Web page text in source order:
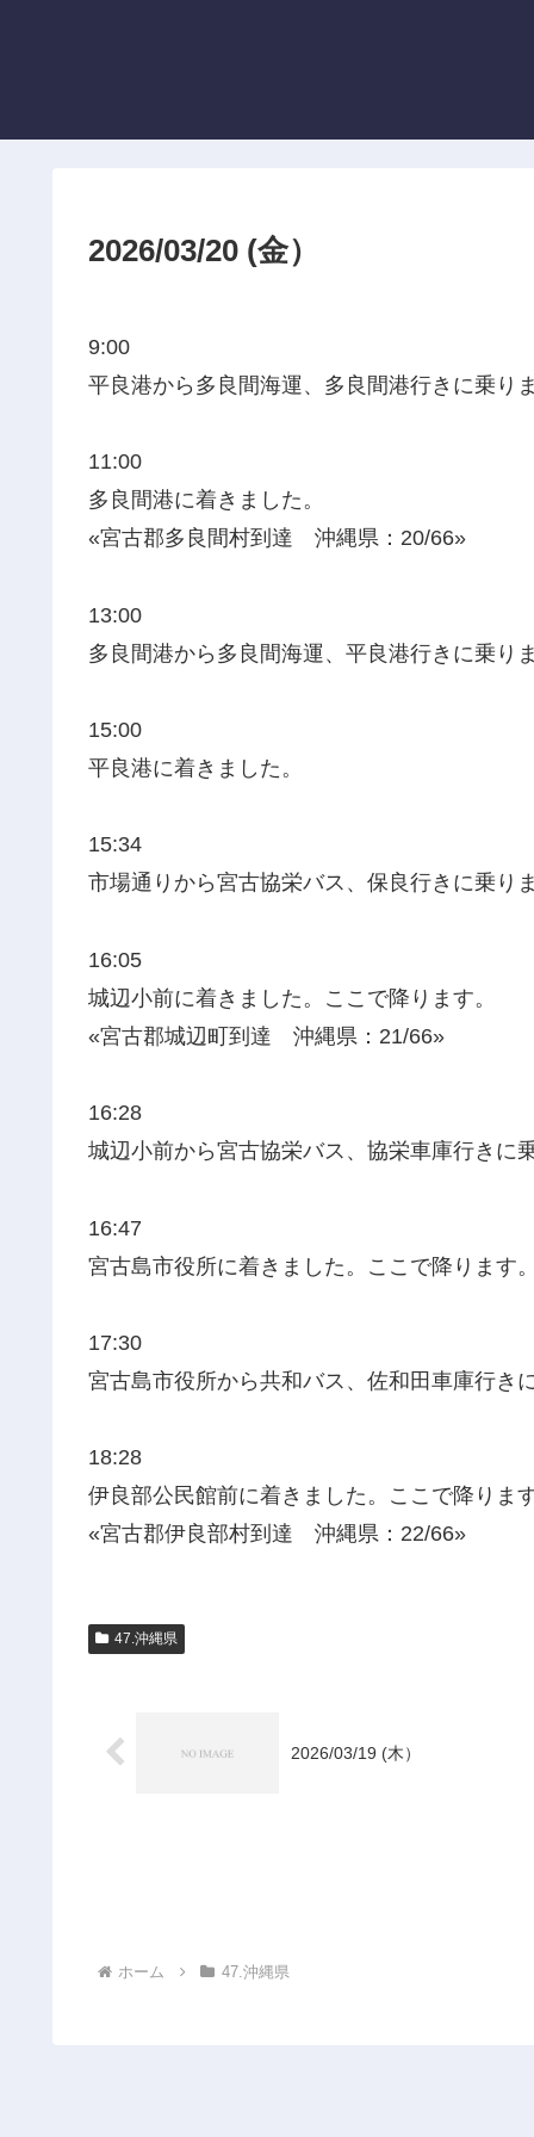
2026/03/20 (金）
9:00
平良港から多良間海運、多良間港行きに乗りま
11:00
多良間港に着きました。
«宮古郡多良間村到達 沖縄県：20/66»
13:00
多良間港から多良間海運、平良港行きに乗りま
15:00
平良港に着きました。
15:34
市場通りから宮古協栄バス、保良行きに乗りま
16:05
城辺小前に着きました。ここで降ります。
«宮古郡城辺町到達 沖縄県：21/66»
16:28
城辺小前から宮古協栄バス、協栄車庫行きに
16:47
宮古島市役所に着きました。ここで降ります。
17:30
宮古島市役所から共和バス、佐和田車庫行き
18:28
伊良部公民館前に着きました。ここで降りま
«宮古郡伊良部村到達 沖縄県：22/66»
47.沖縄県
2026/03/19 (木）
ホーム 47.沖縄県